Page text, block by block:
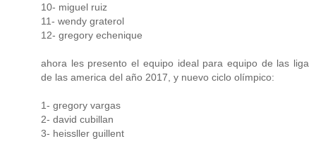
10- miguel ruiz
11- wendy graterol
12- gregory echenique
ahora les presento el equipo ideal para equipo de las liga
de las america del año 2017, y nuevo ciclo olímpico:
1- gregory vargas
2- david cubillan
3- heissller guillent